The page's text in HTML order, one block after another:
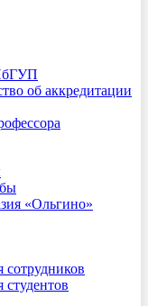
об аккредитации
«Ольгино»